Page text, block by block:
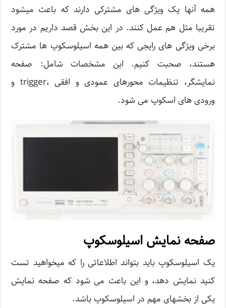
همه آنها یک ویژگی های مشترکی دارند که باعث میشود
تقریبا مثل هم عمل کنند. در این بخش قصد داریم در مورد
برخی ویژگی های رایجی که بین همه اسیلوسکوپ ها مشترک
هستند، صحبت کنیم. این مشخصات شامل: صفحه
نمایشگر، تنظیمات محورهای عمودی و افقی ،trigger و
ورودی های اسکوپ می شود.
صفحه نمایش اسیلوسکوپ
یک اسیلوسکوپ باید بتواند اطلاعاتی را که میخواهید تست
کنید نمایش دهد، و این باعث می شود که صفحه نمایش
یکی از بخشهای مهم در اسیلوسکوپ باشد.